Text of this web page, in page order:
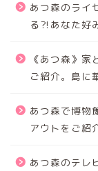
あつ森のライ
る⁈あなた好
《あつ森》家
ご紹介。島に
あつ森で博物
アウトをご紹
あつ森のテレ